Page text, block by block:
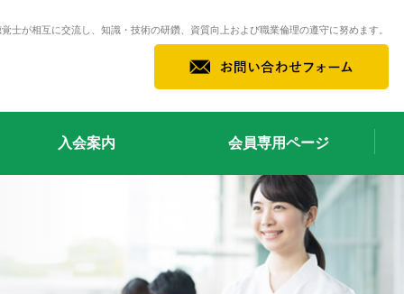
士が相互に交流し、知識・技術の研鑽、資質向上および職業倫理の遵守に努めます。
入会案内 会員専用ページ